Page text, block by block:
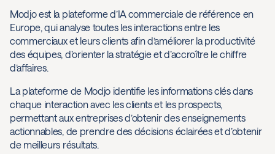
Modjo est la plateforme d’IA commerciale de référence en
Europe, qui analyse toutes les interactions entre les
commerciaux et leurs clients afin d’améliorer la productivité
des équipes, d’orienter la stratégie et d’accroître le chiffre
d’affaires.
La plateforme de Modjo identifie les informations clés dans
chaque interaction avec les clients et les prospects,
permettant aux entreprises d’obtenir des enseignements
actionnables, de prendre des décisions éclairées et d’obtenir
de meilleurs résultats.